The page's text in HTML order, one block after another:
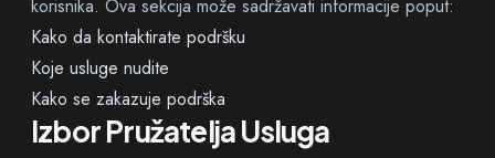
korisnika. Ova sekcija može sadržavati informacije poput:
Kako da kontaktirate podršku
Koje usluge nudite
Kako se zakazuje podrška
Izbor Pružatelja Usluga